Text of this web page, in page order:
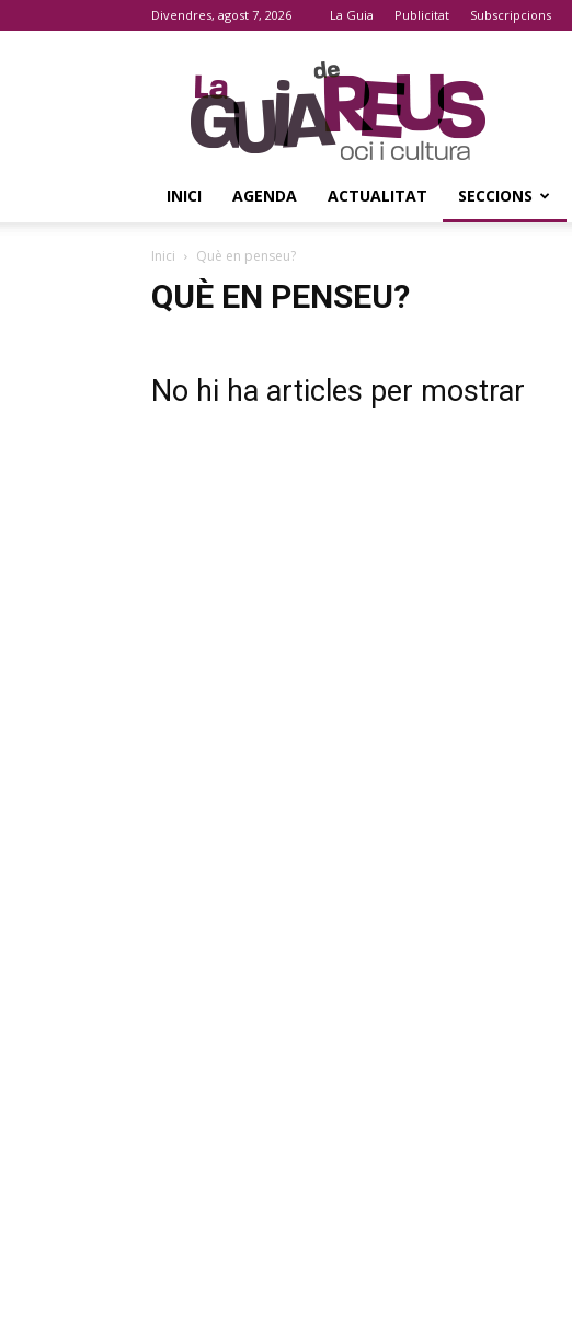
Divendres, agost 7, 2026 La Guia Publicitat Subscripcions
La
Guia
De
Reus
INICI AGENDA ACTUALITAT SECCIONS
Inici Què en penseu?
QUÈ EN PENSEU?
No hi ha articles per mostrar